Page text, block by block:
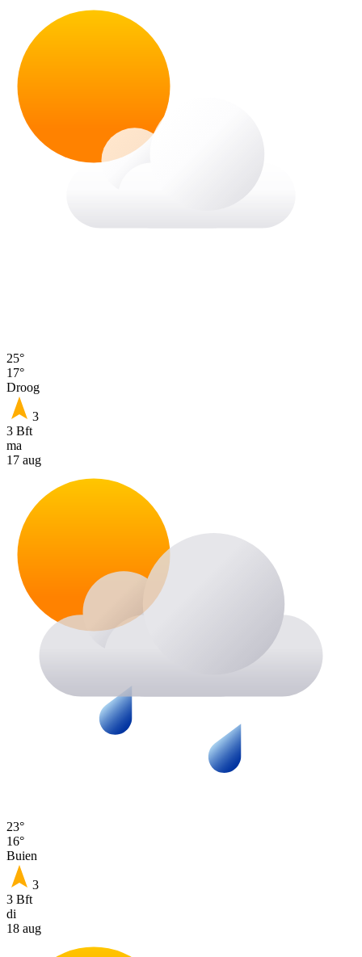
25°
17°
Droog
3
3 Bft
ma
17 aug
23°
16°
Buien
3
3 Bft
di
18 aug